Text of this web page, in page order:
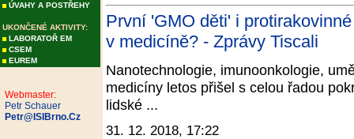
ÚVAHY A POSTŘEHY
UKONČENÉ AKTIVITY:
LABORATOŘ EM
CSEM
EUREM
Webmaster:
Petr Schauer
Petr@ISIBrno.Cz
První 'GMO děti' i
v medicíně? - Zprávy Tiscali
Nanotechnologie, imunoonkologie,
medicíny letos přišel s celou řadou
lidské ...
31. 12. 2018, 17:22